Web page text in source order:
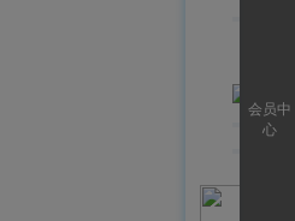
会员中
心